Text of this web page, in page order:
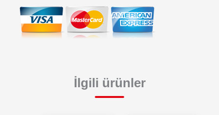
İlgili ürünler